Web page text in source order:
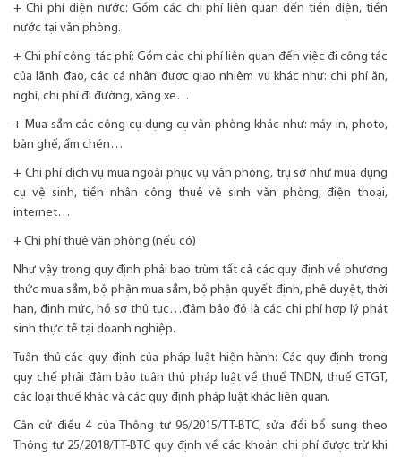
+ Chi phí điện nước: Gồm các chi phí liên quan đến tiền điện, tiền
nước tại văn phòng.
+ Chi phí công tác phí: Gồm các chi phí liên quan đến việc đi công tác
của lãnh đạo, các cá nhân được giao nhiệm vụ khác như: chi phí ăn,
nghỉ, chi phí đi đường, xăng xe…
+ Mua sắm các công cụ dụng cụ văn phòng khác như: máy in, photo,
bàn ghế, ấm chén…
+ Chi phí dịch vụ mua ngoài phục vụ văn phòng, trụ sở như mua dụng
cụ vệ sinh, tiền nhân công thuê vệ sinh văn phòng, điện thoại,
internet…
+ Chi phí thuê văn phòng (nếu có)
Như vậy trong quy định phải bao trùm tất cả các quy định về phương
thức mua sắm, bộ phận mua sắm, bộ phận quyết định, phê duyệt, thời
hạn, định mức, hồ sơ thủ tục…đảm bảo đó là các chi phí hợp lý phát
sinh thực tế tại doanh nghiệp.
Tuân thủ các quy định của pháp luật hiện hành: Các quy định trong
quy chế phải đảm bảo tuân thủ pháp luật về thuế TNDN, thuế GTGT,
các loại thuế khác và các quy định pháp luật khác liên quan.
Căn cứ điều 4 của Thông tư 96/2015/TT-BTC, sửa đổi bổ sung theo
Thông tư 25/2018/TT-BTC quy định về các khoản chi phí được trừ khi